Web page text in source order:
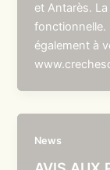
et Antarès.
fonctionnelle.
également à
News